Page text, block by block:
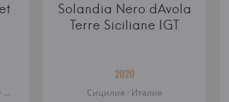
Юго-Восточная Австралия · Австралия
Solandia Nero dAvola
Terre Siciliane IGT
2020
Сицилия · Италия